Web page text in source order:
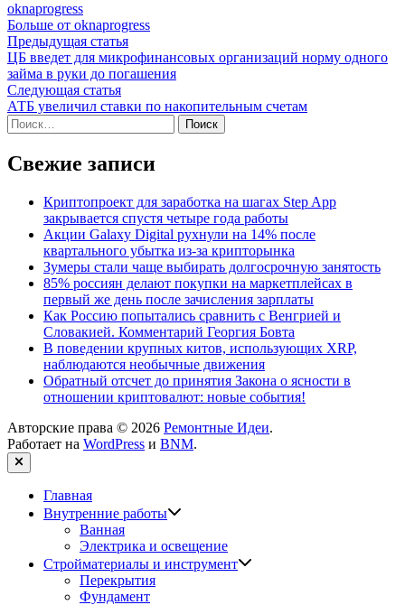
oknaprogress
Больше от oknaprogress
Навигация
по
записям
Предыдущая статьяПредыдущая
статья:
ЦБ введет для микрофинансовых организаций норму одного
займа в руки до погашения
Следующая статьяСледующая
статья:
АТБ увеличил ставки по накопительным счетам
Найти:
Свежие записи
Криптопроект для заработка на шагах Step App
закрывается спустя четыре года работы
Акции Galaxy Digital рухнули на 14% после
квартального убытка из-за крипторынка
Зумеры стали чаще выбирать долгосрочную занятость
85% россиян делают покупки на маркетплейсах в
первый же день после зачисления зарплаты
Как Россию попытались сравнить с Венгрией и
Словакией. Комментарий Георгия Бовта
В поведении крупных китов, использующих XRP,
наблюдаются необычные движения
Обратный отсчет до принятия Закона о ясности в
отношении криптовалют: новые события!
Авторские права © 2026 Ремонтные Идеи.
Работает на WordPress и BNM.
Закрыть
Главная
Внутренние работы
Ванная
Электрика и освещение
Стройматериалы и инструмент
Перекрытия
Фундамент